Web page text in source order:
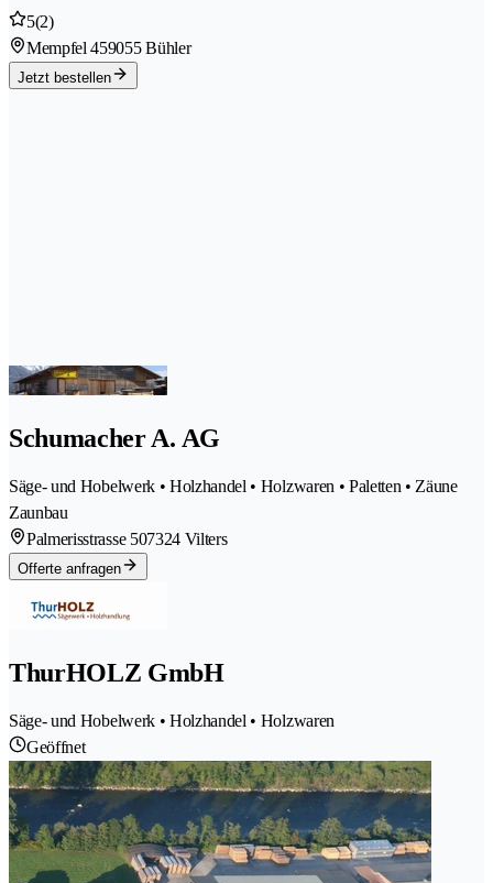
5(2)
Mempfel 459055 Bühler
Jetzt bestellen
Schumacher A. AG
Säge- und Hobelwerk • Holzhandel • Holzwaren • Paletten • Zäune
Zaunbau
Palmerisstrasse 507324 Vilters
Offerte anfragen
ThurHOLZ GmbH
Säge- und Hobelwerk • Holzhandel • Holzwaren
Geöffnet